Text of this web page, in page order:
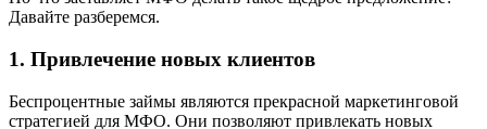
Давайте разберемся.
1. Привлечение новых клиентов
Беспроцентные займы являются прекрасной маркетинговой
стратегией для МФО. Они позволяют привлекать новых